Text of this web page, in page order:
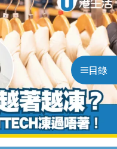
目錄